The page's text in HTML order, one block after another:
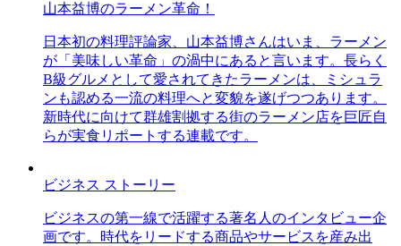
山本益博のラーメン革命！
日本初の料理評論家、山本益博さんはいま、ラーメン
が「美味しい革命」の渦中にあると言います。長らく
B級グルメとして愛されてきたラーメンは、ミシュラ
ンも認める一流の料理へと変貌を遂げつつあります。
新時代に向けて群雄割拠する街のラーメン店を巨匠自
らが実食リポートする連載です。
ビジネス ストーリー
ビジネスの第一線で活躍する著名人のインタビュー企
画です。時代をリードする商品やサービスを産み出